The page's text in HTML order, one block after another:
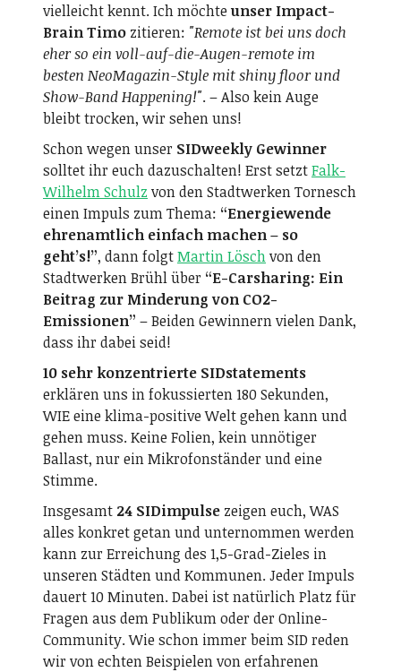
vielleicht kennt. Ich möchteunser Impact-
Brain Timo zitieren: "Remote ist bei uns doch
eher so ein voll-auf-die-Augen-remote im
besten NeoMagazin-Style mit shiny floor und
Show-Band Happening!". – Also kein Auge
bleibt trocken, wir sehen uns!
Schon wegen unser SIDweekly Gewinner
solltet ihr euch dazuschalten! Erst setztFalk-
Wilhelm Schulz von den Stadtwerken Tornesch
einen Impuls zum Thema: “Energiewende
ehrenamtlich einfach machen – so
geht’s!”, dann folgtMartin Löschvon den
Stadtwerken Brühl über “E-Carsharing: Ein
Beitrag zur Minderung von CO2-
Emissionen” – Beiden Gewinnern vielen Dank,
dass ihr dabei seid!
10 sehr konzentrierte SIDstatements
erklären uns in fokussierten 180 Sekunden,
WIE eine klima-positive Welt gehen kann und
gehen muss. Keine Folien, kein unnötiger
Ballast, nur ein Mikrofonständer und eine
Stimme.
Insgesamt 24 SIDimpulse zeigen euch, WAS
alles konkret getan und unternommen werden
kann zur Erreichung des 1,5-Grad-Zieles in
unseren Städten und Kommunen. Jeder Impuls
dauert 10 Minuten. Dabei ist natürlich Platz für
Fragen aus dem Publikum oder der Online-
Community. Wie schon immer beim SID reden
wir von echten Beispielen von erfahrenen